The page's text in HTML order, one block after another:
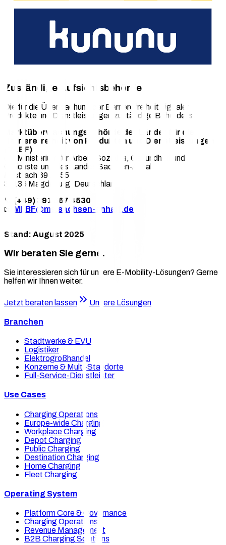
Die Umsetzung der digitalen Barrierefreiheit wird als
kontinuierlicher Verbesserungsprozess verstanden.
Unser Ziel ist es, eine digitale Infrastruktur zu schaffen, die für
Zuständige Aufsichtsbehörde
Die für die Überwachung der Barrierefreiheit digitaler
Produkte und Dienstleistungen zuständige Behörde ist:
Marktüberwachungsbehörde der Länder für die
Barrierefreiheit von Produkten und Dienstleistungen
(MLBF)
c/o Ministerium für Arbeit, Soziales, Gesundheit und
Gleichstellung des Landes Sachsen-Anhalt
Postfach 39 11 55
39135 Magdeburg, Deutschland
📞
(+49) 391 567 4530
📧
MLBF@ms.sachsen-anhalt.de
Stand: August 2025
Wir beraten Sie gerne.
Sie interessieren sich für unsere E-Mobility-Lösungen? Gerne
helfen wir Ihnen weiter.
Jetzt beraten lassen Unsere Lösungen
Branchen
Stadtwerke & EVU
Logistiker
Elektrogroßhandel
Konzerne & Multi-Standorte
Full-Service-Dienstleister
Use Cases
Charging Operations
Europe-wide Charging
Workplace Charging
Depot Charging
Public Charging
Destination Charging
Home Charging
Fleet Charging
Operating System
Platform Core & Governance
Charging Operations
Revenue Management
B2B Charging Solutions